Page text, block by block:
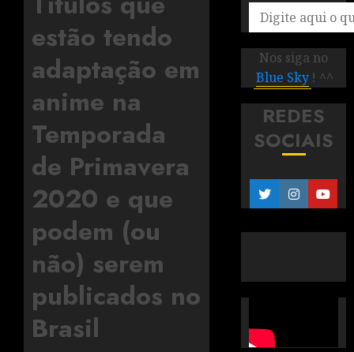
estão tendo
adaptação em
anime na
Temporada
de Primavera
2020 e que
podem (ou
não) serem
publicados no
Brasil
Nos siga no
Blue Sky ! ^^
REDES
SOCIAIS